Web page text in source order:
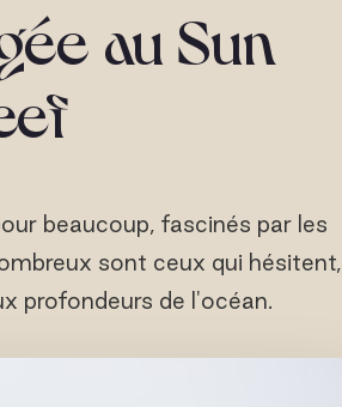
au Sun
beaucoup, fascinés par les
sont ceux qui hésitent,
profondeurs de l'océan.